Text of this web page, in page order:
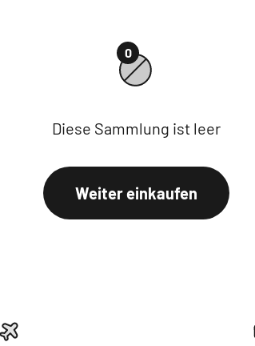
0
Diese Sammlung ist leer
Weiter einkaufen